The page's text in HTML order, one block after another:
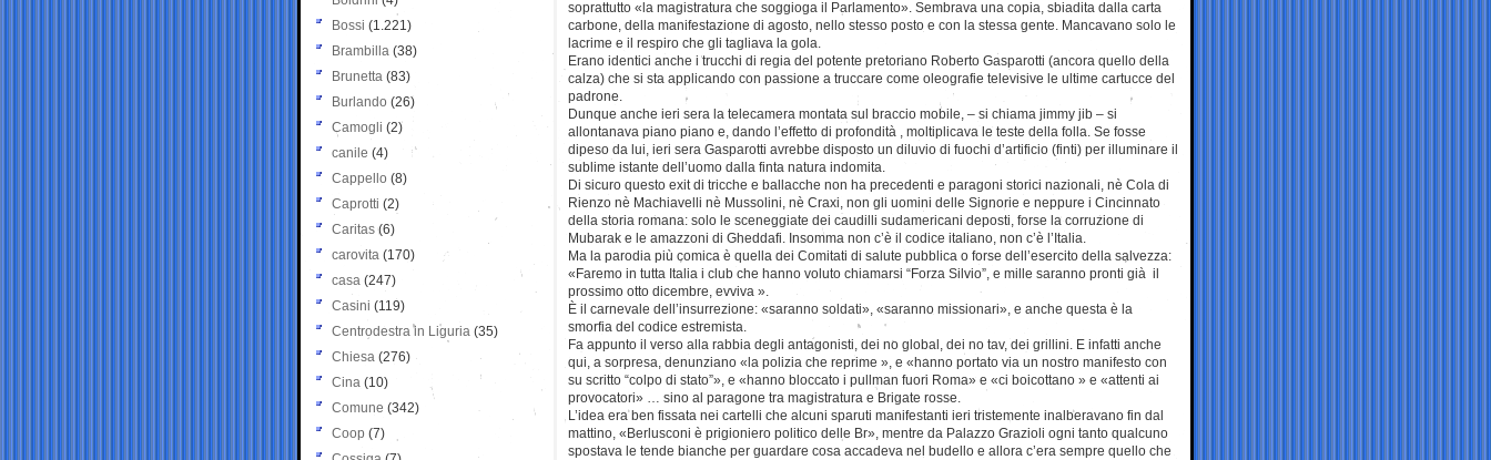
soprattutto «la magistratura che soggioga il Parlamento». Sembrava una copia, sbiadita dalla carta
carbone, della manifestazione di agosto, nello stesso posto e con la stessa gente. Mancavano solo le
lacrime e il respiro che gli tagliava la gola.
Erano identici anche i trucchi di regia del potente pretoriano Roberto Gasparotti (ancora quello della
calza) che si sta applicando con passione a truccare come oleografie televisive le ultime cartucce del
padrone.
Dunque anche ieri sera la telecamera montata sul braccio mobile, – si chiama jimmy jib – si
allontanava piano piano e, dando l’effetto di profondità , moltiplicava le teste della folla. Se fosse
dipeso da lui, ieri sera Gasparotti avrebbe disposto un diluvio di fuochi d’artificio (finti) per illuminare il
sublime istante dell’uomo dalla finta natura indomita.
Di sicuro questo exit di tricche e ballacche non ha precedenti e paragoni storici nazionali, nè Cola di
Rienzo nè Machiavelli nè Mussolini, nè Craxi, non gli uomini delle Signorie e neppure i Cincinnato
della storia romana: solo le sceneggiate dei caudilli sudamericani deposti, forse la corruzione di
Mubarak e le amazzoni di Gheddafi. Insomma non c’è il codice italiano, non c’è l’Italia.
Ma la parodia più comica è quella dei Comitati di salute pubblica o forse dell’esercito della salvezza:
«Faremo in tutta Italia i club che hanno voluto chiamarsi “Forza Silvio”, e mille saranno pronti già il
prossimo otto dicembre, evviva ».
È il carnevale dell’insurrezione: «saranno soldati», «saranno missionari», e anche questa è la
smorfia del codice estremista.
Fa appunto il verso alla rabbia degli antagonisti, dei no global, dei no tav, dei grillini. E infatti anche
qui, a sorpresa, denunziano «la polizia che reprime », e «hanno portato via un nostro manifesto con
su scritto “colpo di stato”», e «hanno bloccato i pullman fuori Roma» e «ci boicottano » e «attenti ai
provocatori» … sino al paragone tra magistratura e Brigate rosse.
L’idea era ben fissata nei cartelli che alcuni sparuti manifestanti ieri tristemente inalberavano fin dal
mattino, «Berlusconi è prigioniero politico delle Br», mentre da Palazzo Grazioli ogni tanto qualcuno
spostava le tende bianche per guardare cosa accadeva nel budello e allora c’era sempre quello che
Bossi (1.221)
Brambilla (38)
Brunetta (83)
Burlando (26)
Camogli (2)
canile (4)
Cappello (8)
Caprotti (2)
Caritas (6)
carovita (170)
casa (247)
Casini (119)
Centrodestra in Liguria (35)
Chiesa (276)
Cina (10)
Comune (342)
Coop (7)